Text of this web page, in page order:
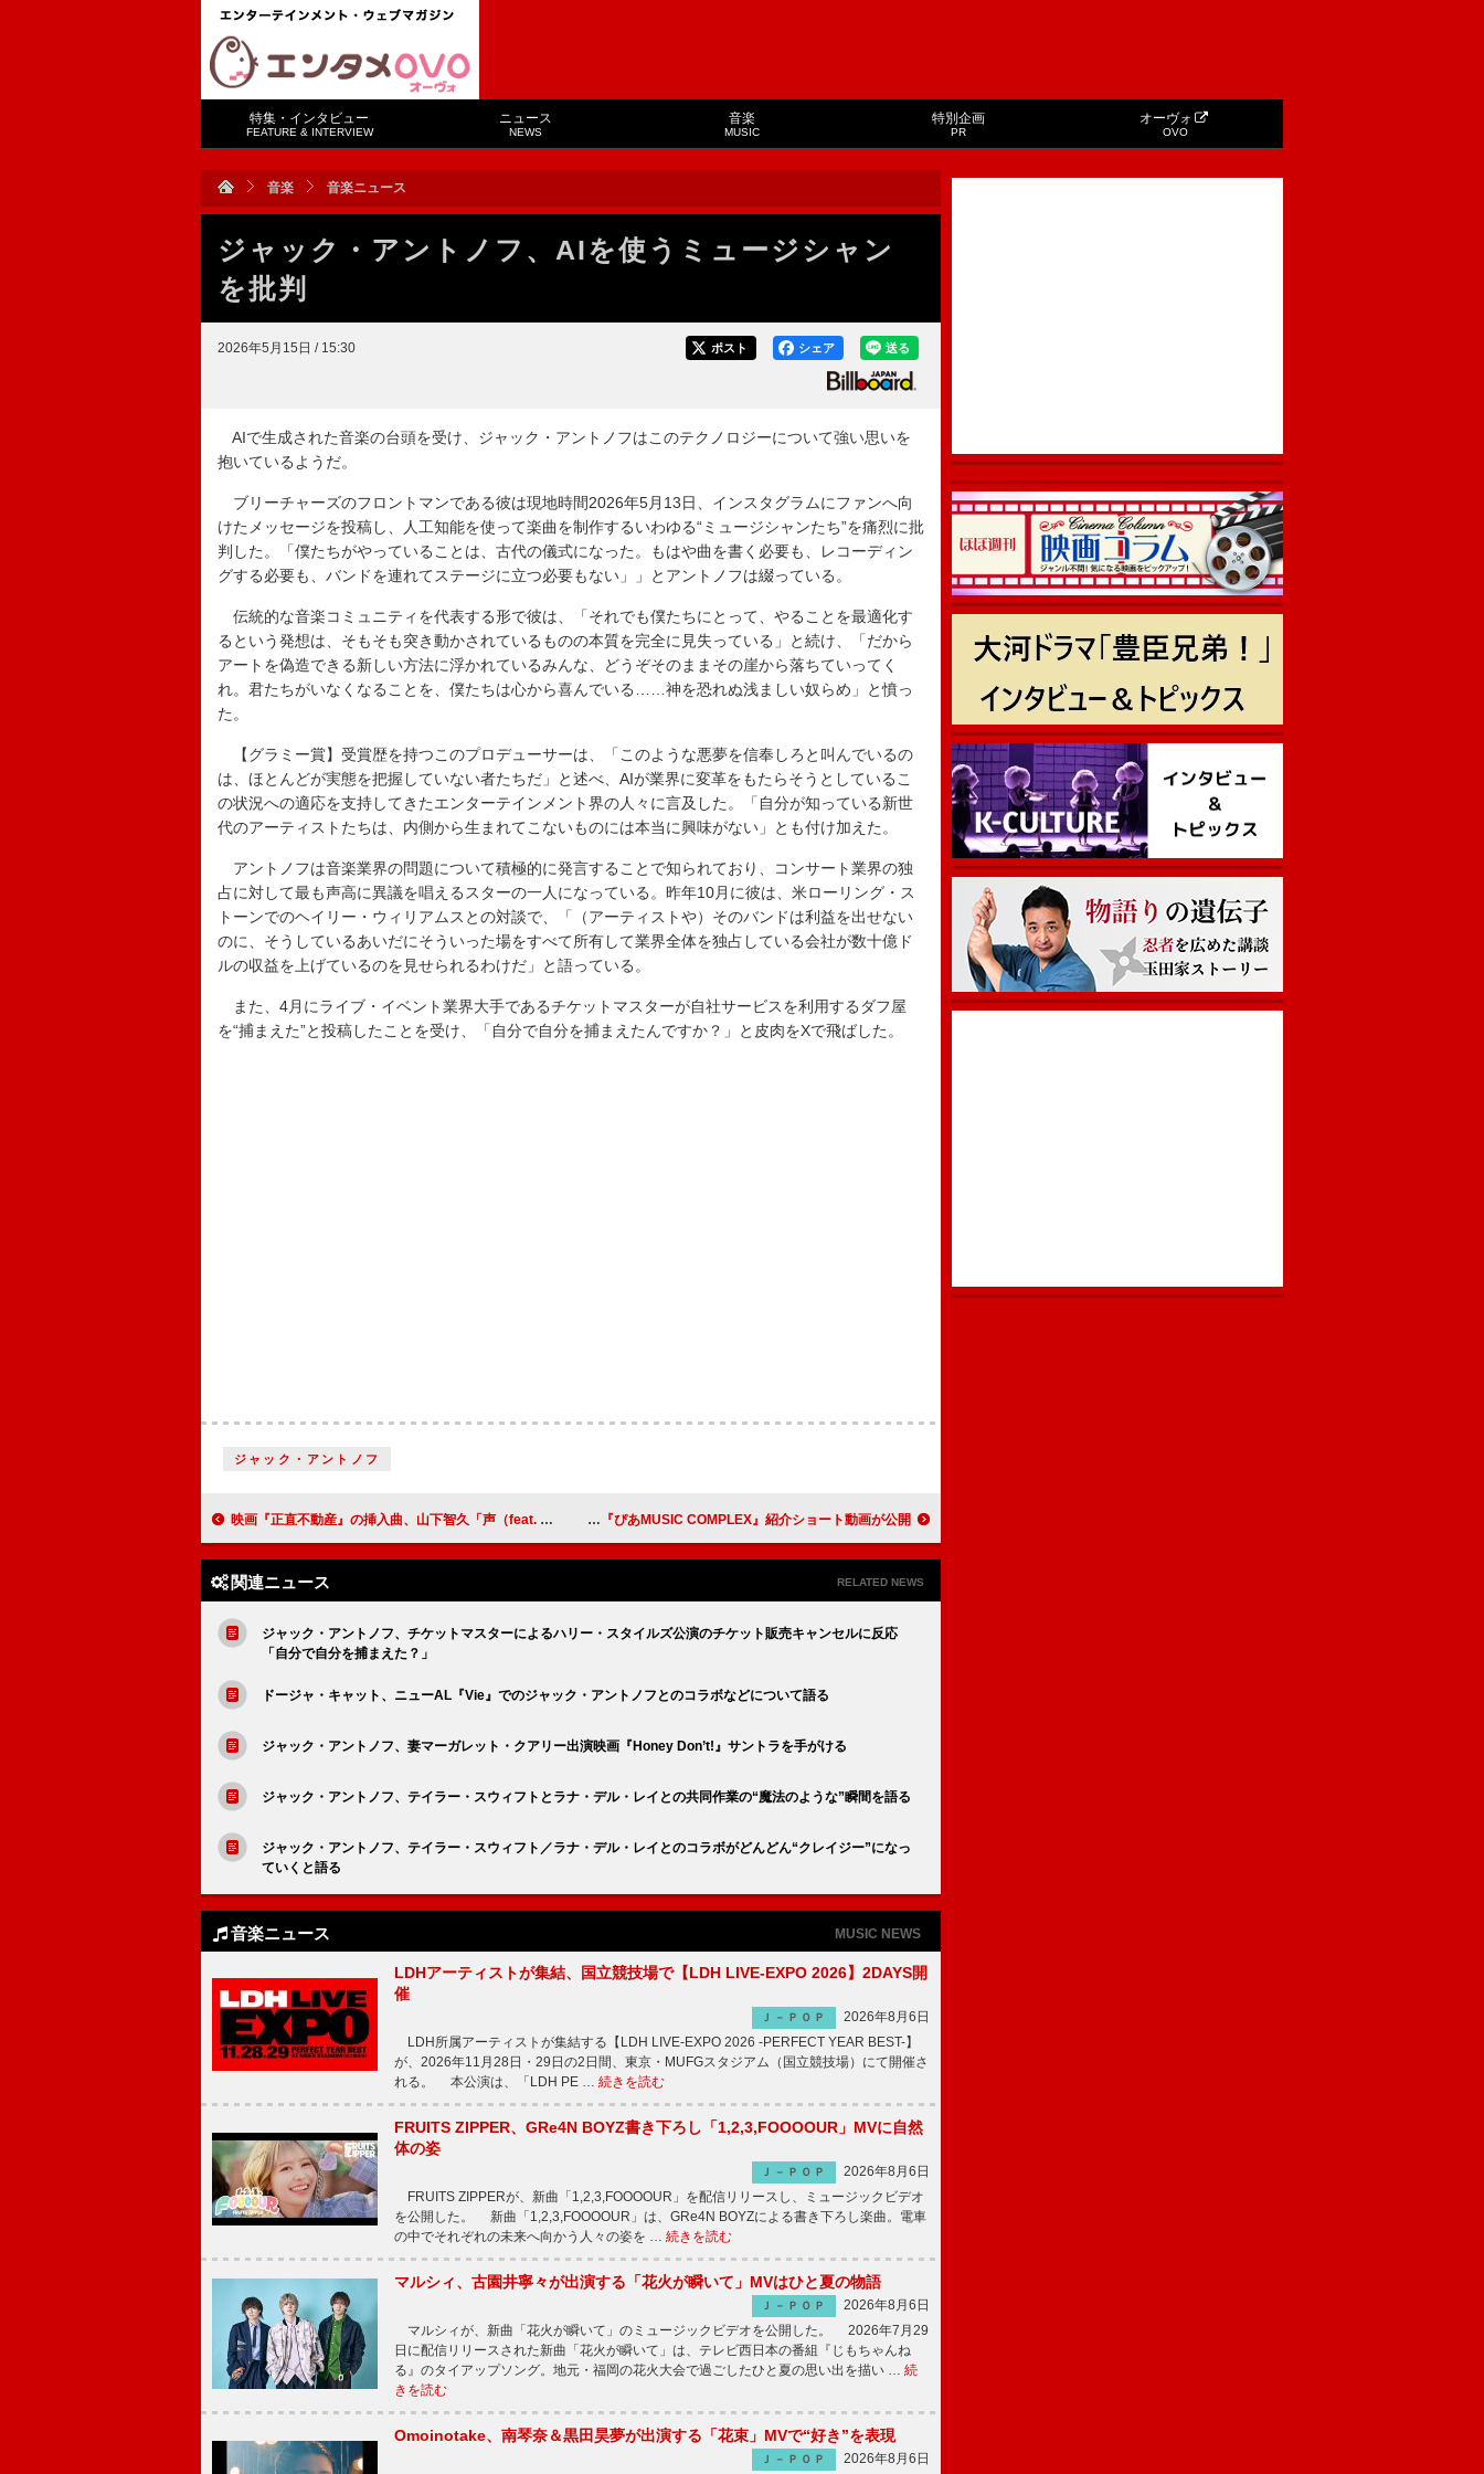
特集・インタビュー
FEATURE & INTERVIEW
ニュース
NEWS
音楽
MUSIC
特別企画
PR
オーヴォ
OVO
音楽 音楽ニュース
ジャック・アントノフ、AIを使うミュージシャン
を批判
2026年5月15日 / 15:30 送る
シェア
ポスト
AIで生成された音楽の台頭を受け、ジャック・アントノフはこのテクノロジーについて強い思いを
抱いているようだ。
ブリーチャーズのフロントマンである彼は現地時間2026年5月13日、インスタグラムにファンへ向
けたメッセージを投稿し、人工知能を使って楽曲を制作するいわゆる“ミュージシャンたち”を痛烈に批
判した。「僕たちがやっていることは、古代の儀式になった。もはや曲を書く必要も、レコーディン
グする必要も、バンドを連れてステージに立つ必要もない」」とアントノフは綴っている。
伝統的な音楽コミュニティを代表する形で彼は、「それでも僕たちにとって、やることを最適化す
るという発想は、そもそも突き動かされているものの本質を完全に見失っている」と続け、「だから
アートを偽造できる新しい方法に浮かれているみんな、どうぞそのままその崖から落ちていってく
れ。君たちがいなくなることを、僕たちは心から喜んでいる……神を恐れぬ浅ましい奴らめ」と憤っ
た。
【グラミー賞】受賞歴を持つこのプロデューサーは、「このような悪夢を信奉しろと叫んでいるの
は、ほとんどが実態を把握していない者たちだ」と述べ、AIが業界に変革をもたらそうとしているこ
の状況への適応を支持してきたエンターテインメント界の人々に言及した。「自分が知っている新世
代のアーティストたちは、内側から生まれてこないものには本当に興味がない」とも付け加えた。
アントノフは音楽業界の問題について積極的に発言することで知られており、コンサート業界の独
占に対して最も声高に異議を唱えるスターの一人になっている。昨年10月に彼は、米ローリング・ス
トーンでのヘイリー・ウィリアムスとの対談で、「（アーティストや）そのバンドは利益を出せない
のに、そうしているあいだにそういった場をすべて所有して業界全体を独占している会社が数十億ド
ルの収益を上げているのを見せられるわけだ」と語っている。
また、4月にライブ・イベント業界大手であるチケットマスターが自社サービスを利用するダフ屋
を“捕まえた”と投稿したことを受け、「自分で自分を捕まえたんですか？」と皮肉をXで飛ばした。
ジャック・アントノフ
映画『正直不動産』の挿入曲、山下智久「声（feat. JUNGWON of ENHYPEN）」配信スタート モナキが“あいうえお作文”でPR、モナキのスペシャルブック付き『ぴあMUSIC COMPLEX』紹介ショート動画が公開
関連ニュース RELATED NEWS
ジャック・アントノフ、チケットマスターによるハリー・スタイルズ公演のチケット販売キャンセルに反応
「自分で自分を捕まえた？」
ドージャ・キャット、ニューAL『Vie』でのジャック・アントノフとのコラボなどについて語る
ジャック・アントノフ、妻マーガレット・クアリー出演映画『Honey Don’t!』サントラを手がける
ジャック・アントノフ、テイラー・スウィフトとラナ・デル・レイとの共同作業の“魔法のような”瞬間を語る
ジャック・アントノフ、テイラー・スウィフト／ラナ・デル・レイとのコラボがどんどん“クレイジー”になっ
ていくと語る
音楽ニュース MUSIC NEWS
LDHアーティストが集結、国立競技場で【LDH LIVE-EXPO 2026】2DAYS開
催
Ｊ－ＰＯＰ
2026年8月6日
LDH所属アーティストが集結する【LDH LIVE-EXPO 2026 -PERFECT YEAR BEST-】
が、2026年11月28日・29日の2日間、東京・MUFGスタジアム（国立競技場）にて開催さ
れる。 本公演は、「LDH PE … 続きを読む
FRUITS ZIPPER、GRe4N BOYZ書き下ろし「1,2,3,FOOOOUR」MVに自然
体の姿
Ｊ－ＰＯＰ
2026年8月6日
FRUITS ZIPPERが、新曲「1,2,3,FOOOOUR」を配信リリースし、ミュージックビデオ
を公開した。 新曲「1,2,3,FOOOOUR」は、GRe4N BOYZによる書き下ろし楽曲。電車
の中でそれぞれの未来へ向かう人々の姿を … 続きを読む
マルシィ、古園井寧々が出演する「花火が瞬いて」MVはひと夏の物語
Ｊ－ＰＯＰ
2026年8月6日
マルシィが、新曲「花火が瞬いて」のミュージックビデオを公開した。 2026年7月29
日に配信リリースされた新曲「花火が瞬いて」は、テレビ西日本の番組『じもちゃんね
る』のタイアップソング。地元・福岡の花火大会で過ごしたひと夏の思い出を描い … 続
きを読む
Omoinotake、南琴奈＆黒田昊夢が出演する「花束」MVで“好き”を表現
Ｊ－ＰＯＰ 2026年8月6日